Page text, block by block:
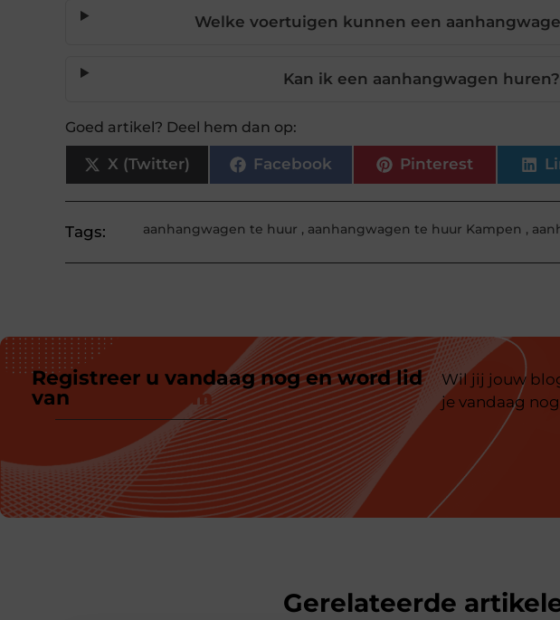
Welke voertuigen kunnen een
Kan ik een aanhangwagen huren?
Goed artikel? Deel hem dan op:
X (Twitter) Facebook Pinterest
Tags: aanhangwagen te huur , aanhangwagen te huur Kampen ,
Registreer u vandaag nog en word lid
van
ons platform
Wil jij jouw
je vandaag nog
Gerelateerde